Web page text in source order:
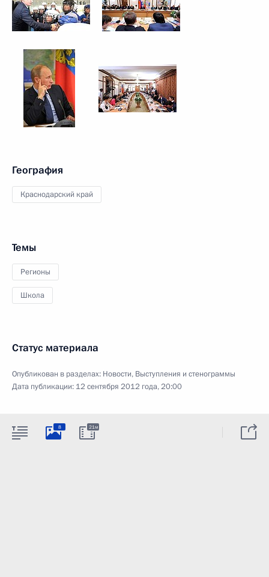
География
Краснодарский край
Темы
Регионы
Школа
Статус материала
Опубликован в разделах: Новости, Выступления и стенограммы
Дата публикации: 12 сентября 2012 года, 20:00
8 21м